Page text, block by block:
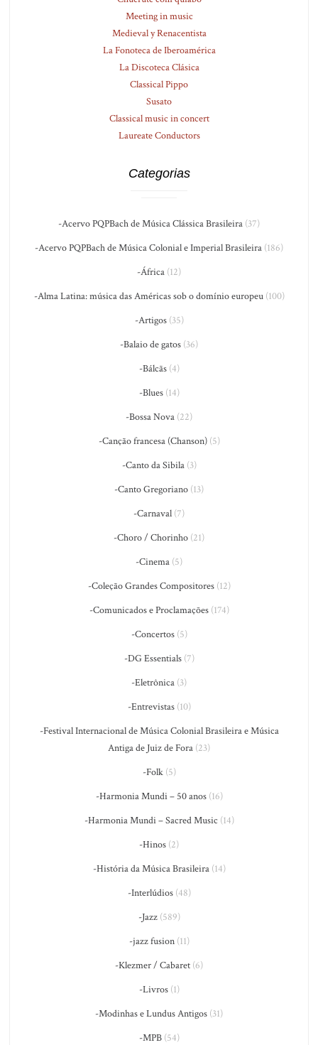
Meeting in music
Medieval y Renacentista
La Fonoteca de Iberoamérica
La Discoteca Clásica
Classical Pippo
Susato
Classical music in concert
Laureate Conductors
Categorias
-Acervo PQPBach de Música Clássica Brasileira (37)
-Acervo PQPBach de Música Colonial e Imperial Brasileira (186)
-África (12)
-Alma Latina: música das Américas sob o domínio europeu(100)
-Artigos(35)
-Balaio de gatos (36)
-Bálcãs(4)
-Blues(14)
-Bossa Nova (22)
-Canção francesa (Chanson)(5)
-Canto da Sibila(3)
-Canto Gregoriano (13)
-Carnaval (7)
-Choro / Chorinho (21)
-Cinema (5)
-Coleção Grandes Compositores(12)
-Comunicados e Proclamações(174)
-Concertos(5)
-DG Essentials(7)
-Eletrônica (3)
-Entrevistas(10)
-Festival Internacional de Música Colonial Brasileira e Música
Antiga de Juiz de Fora (23)
-Folk(5)
-Harmonia Mundi – 50 anos(16)
-Harmonia Mundi – Sacred Music (14)
-Hinos (2)
-História da Música Brasileira(14)
-Interlúdios(48)
-Jazz(589)
-jazz fusion(11)
-Klezmer / Cabaret (6)
-Livros(1)
-Modinhas e Lundus Antigos (31)
-MPB(54)